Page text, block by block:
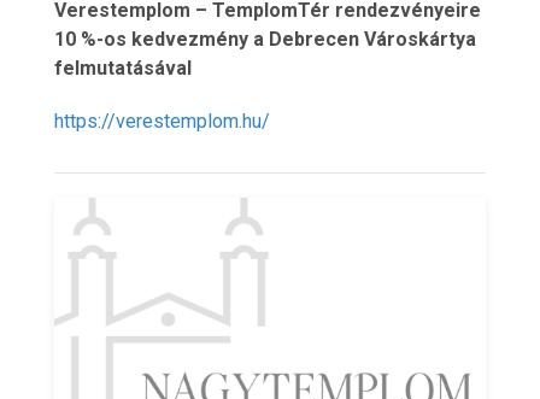
Verestemplom – TemplomTér rendezvényeire
10 %-os kedvezmény a Debrecen Városkártya
felmutatásával
https://verestemplom.hu/